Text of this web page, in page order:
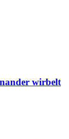
wirbelt